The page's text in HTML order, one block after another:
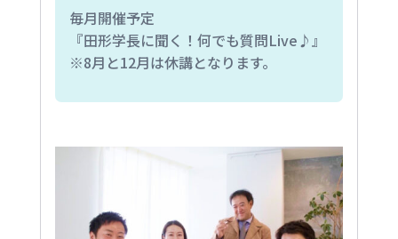
毎月開催予定
『田形学長に聞く！何でも質問Live♪』
※8月と12月は休講となります。